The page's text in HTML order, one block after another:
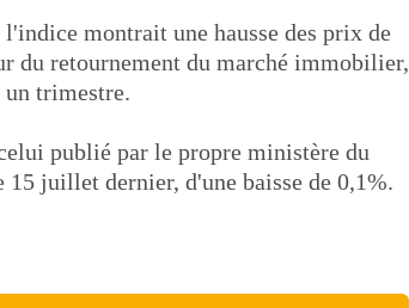
montrait une hausse des prix de
du retournement du marché immobilier,
un trimestre.
publié par le propre ministère du
juillet dernier, d'une baisse de 0,1%.